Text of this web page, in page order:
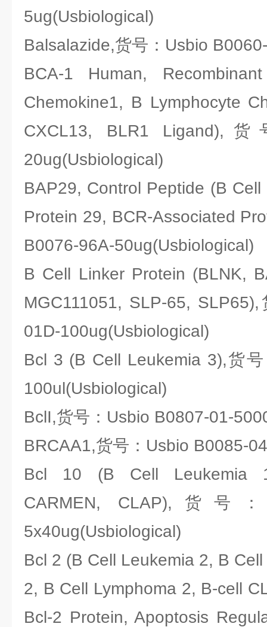
5ug(Usbiological)
Balsalazide,货号：Usbio
BCA-1 Human,
Chemokine1, B Lymphocyte
CXCL13, BLR1 Ligand),
20ug(Usbiological)
BAP29, Control Peptide (B
Protein 29, BCR-Associated
B0076-96A-50ug(Usbiological)
B Cell Linker Protein (BLNK,
MGC111051, SLP-65,
01D-100ug(Usbiological)
Bcl 3 (B Cell Leukemia 3),货
100ul(Usbiological)
BclI,货号：Usbio B0807-01-
BRCAA1,货号：Usbio B0085-
Bcl 10 (B Cell Leukemia
CARMEN, CLAP),货号：
5x40ug(Usbiological)
Bcl 2 (B Cell Leukemia 2, B
2, B Cell Lymphoma 2, B-cell
Bcl-2 Protein, Apoptosis